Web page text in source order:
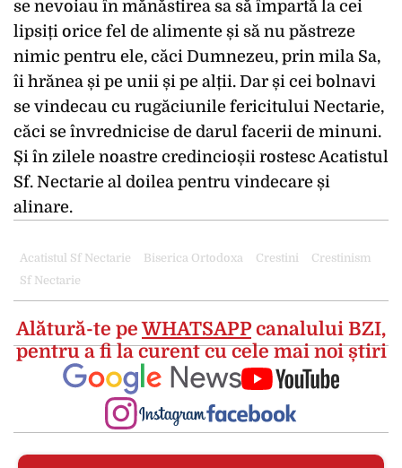
se nevoiau în mănăstirea sa să împartă la cei
lipsiți orice fel de alimente și să nu păstreze
nimic pentru ele, căci Dumnezeu, prin mila Sa,
îi hrănea și pe unii și pe alții. Dar și cei bolnavi
se vindecau cu rugăciunile fericitului Nectarie,
căci se învrednicise de darul facerii de minuni.
Și în zilele noastre credincioșii rostesc Acatistul
Sf. Nectarie al doilea pentru vindecare și
alinare.
Acatistul Sf Nectarie Biserica Ortodoxa Crestini
Crestinism
Sf Nectarie
Alătură-te peWHATSAPPcanalului BZI,
pentru a fi la curent cu cele mai noi știri